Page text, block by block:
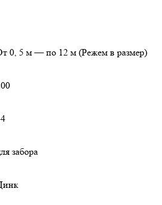
0, 5 м — по 12 м (Режем в размер)
забора